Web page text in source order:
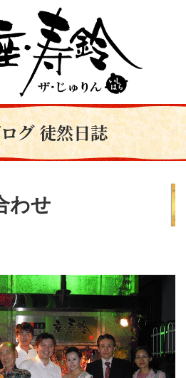
グ 徒然日誌
せ